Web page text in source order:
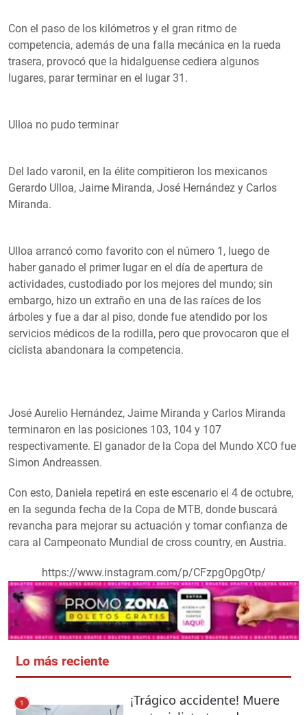
Con el paso de los kilómetros y el gran ritmo de
competencia, además de una falla mecánica en la rueda
trasera, provocó que la hidalguense cediera algunos
lugares, parar terminar en el lugar 31.
Ulloa no pudo terminar
Del lado varonil, en la élite compitieron los mexicanos
Gerardo Ulloa, Jaime Miranda, José Hernández y Carlos
Miranda.
Ulloa arrancó como favorito con el número 1, luego de
haber ganado el primer lugar en el día de apertura de
actividades, custodiado por los mejores del mundo; sin
embargo, hizo un extraño en una de las raíces de los
árboles y fue a dar al piso, donde fue atendido por los
servicios médicos de la rodilla, pero que provocaron que el
ciclista abandonara la competencia.
José Aurelio Hernández, Jaime Miranda y Carlos Miranda
terminaron en las posiciones 103, 104 y 107
respectivamente. El ganador de la Copa del Mundo XCO fue
Simon Andreassen.
Con esto, Daniela repetirá en este escenario el 4 de octubre,
en la segunda fecha de la Copa de MTB, donde buscará
revancha para mejorar su actuación y tomar confianza de
cara al Campeonato Mundial de cross country, en Austria.
https://www.instagram.com/p/CFzpgOpgOtp/
Lo más reciente
1
¡Trágico accidente! Muere